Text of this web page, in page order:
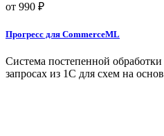
от 990 ₽
Прогресс для CommerceML
Система постепенной
запросах из 1С для схем на